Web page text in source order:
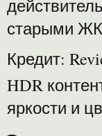
старыми
Кредит:
HDR
яркости и